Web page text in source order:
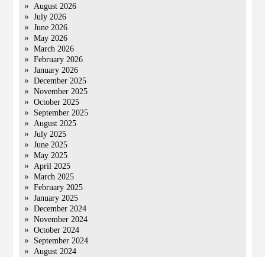
August 2026
July 2026
June 2026
May 2026
March 2026
February 2026
January 2026
December 2025
November 2025
October 2025
September 2025
August 2025
July 2025
June 2025
May 2025
April 2025
March 2025
February 2025
January 2025
December 2024
November 2024
October 2024
September 2024
August 2024